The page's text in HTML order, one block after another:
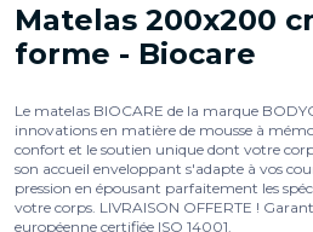
Matelas 200x200
forme - Biocare
Le matelas BIOCARE de la marque
innovations en matière de mousse à
confort et le soutien unique dont votre
son accueil enveloppant s'adapte à vos
pression en épousant parfaitement les
votre corps. LIVRAISON OFFERTE !
européenne certifiée ISO 14001.